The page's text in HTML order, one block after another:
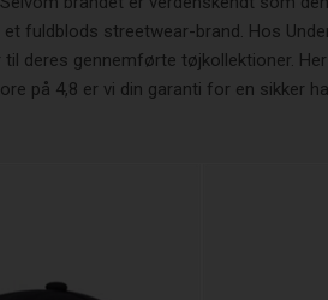
fuldblods streetwear-brand. Hos
deres gennemførte tøjkollektioner.
på 4,8 er vi din garanti for en sikker